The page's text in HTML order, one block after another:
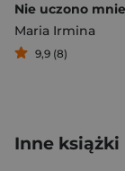
Maria Irmina
9,9 (8)
Inne książki